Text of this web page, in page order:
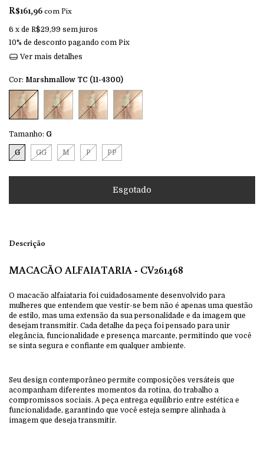
R$161,96comPix
6 x de R$29,99 sem juros
10% de desconto pagando com Pix
Ver mais detalhes
Cor: Marshmallow TC (11-4300)
Tamanho: G
G GG M P PP
Descrição
MACACÃO ALFAIATARIA - CV261468
O macacão alfaiataria foi cuidadosamente desenvolvido para
mulheres que entendem que vestir-se bem não é apenas uma questão
de estilo, mas uma extensão da sua personalidade e da imagem que
desejam transmitir. Cada detalhe da peça foi pensado para unir
elegância, funcionalidade e presença marcante, permitindo que você
se sinta segura e confiante em qualquer ambiente.
Seu design contemporâneo permite composições versáteis que
acompanham diferentes momentos da rotina, do trabalho a
compromissos sociais. A peça entrega equilíbrio entre estética e
funcionalidade, garantindo que você esteja sempre alinhada à
imagem que deseja transmitir.